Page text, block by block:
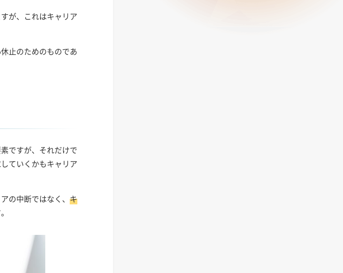
が、これはキャリア
止のためのものであ
ですが、それだけで
ていくかもキャリア
の中断ではなく、 キ